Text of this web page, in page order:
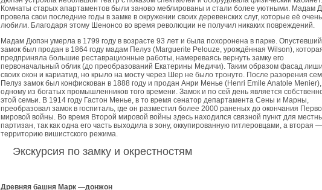
Комнаты старых апартаментов были заново меблированы и стали более уютными. Мадам
провела свои последние годы в замке в окружении своих деревенских слуг, которые её очень
любили. Благодаря этому Шенонсо во время революции не получил никаких повреждений.
Мадам Дюпэн умерла в 1799 году в возрасте 93 лет и была похоронена в парке. Опустевший
замок был продан в 1864 году мадам Пелуз (Marguerite Pelouze, урождённая Wilson),
предприняла большие реставрационные работы, намереваясь вернуть замку его
первоначальный облик (до преобразований Екатерины Медичи). Таким образом фасад
своих окон и кариатид, но крыло на мосту через Шер не было тронуто. После разорения
Пелуз замок был конфискован в 1888 году и продан Анри Менье (Henri Emile Anatole Menier),
одному из богатых промышленников того времени. Замок и по сей день является
этой семьи. В 1914 году Гастон Менье, в то время сенатор департамента Сены и Марны,
преобразовал замок в госпиталь, где он разместил более 2000 раненых до окончания
мировой войны. Во время Второй мировой войны здесь находился связной пункт для
партизан, так как одна его часть выходила в зону, оккупированную гитлеровцами, а вторая
территорию вишистского режима.
Экскурсия по замку и окрестностям
Древняя башня Марк —донжон